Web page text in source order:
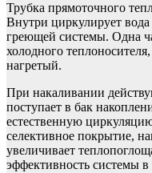
Трубка прямоточного
Внутри циркулирует
греющей системы. Одна
холодного
нагретый.
При накаливании
поступает в бак
естественную
селективное покрытие,
увеличивает
эффективность системы в